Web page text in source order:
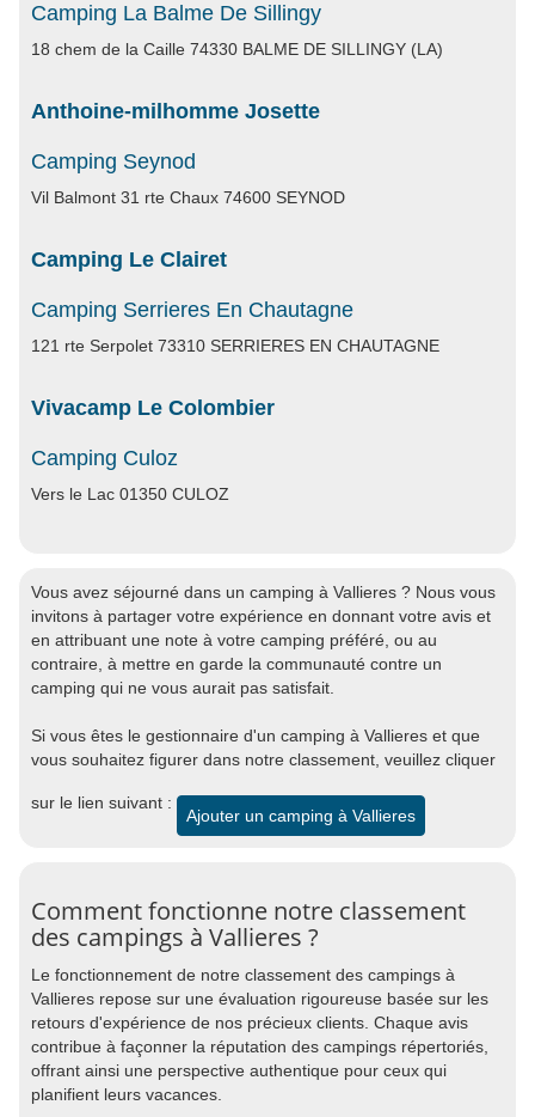
Camping La Balme De Sillingy
18 chem de la Caille 74330 BALME DE SILLINGY (LA)
Anthoine-milhomme Josette
Camping Seynod
Vil Balmont 31 rte Chaux 74600 SEYNOD
Camping Le Clairet
Camping Serrieres En Chautagne
121 rte Serpolet 73310 SERRIERES EN CHAUTAGNE
Vivacamp Le Colombier
Camping Culoz
Vers le Lac 01350 CULOZ
Vous avez séjourné dans un camping à Vallieres ? Nous vous
invitons à partager votre expérience en donnant votre avis et
en attribuant une note à votre camping préféré, ou au
contraire, à mettre en garde la communauté contre un
camping qui ne vous aurait pas satisfait.
Si vous êtes le gestionnaire d'un camping à Vallieres et que
vous souhaitez figurer dans notre classement, veuillez cliquer
sur le lien suivant :
Ajouter un camping à Vallieres
Comment fonctionne notre classement
des campings à Vallieres ?
Le fonctionnement de notre classement des campings à
Vallieres repose sur une évaluation rigoureuse basée sur les
retours d'expérience de nos précieux clients. Chaque avis
contribue à façonner la réputation des campings répertoriés,
offrant ainsi une perspective authentique pour ceux qui
planifient leurs vacances.